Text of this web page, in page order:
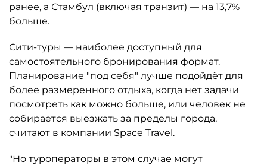
ранее, а Стамбул (включая транзит) — на 13,7%
больше.
Сити-туры — наиболее доступный для
самостоятельного бронирования формат.
Планирование "под себя" лучше подойдёт для
более размеренного отдыха, когда нет задачи
посмотреть как можно больше, или человек не
собирается выезжать за пределы города,
считают в компании Space Travel.
"Но туроператоры в этом случае могут